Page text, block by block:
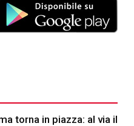
torna in piazza: al via il